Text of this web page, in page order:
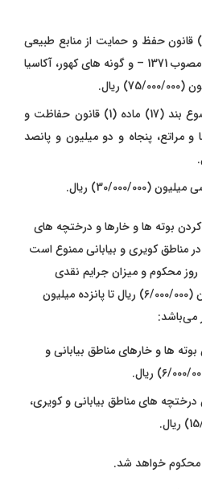
درختان موضوع ماده (1) قانون حفظ و حمایت از منابع طبیعی
و ذخایر جنگلی کشور – مصوب 1371 – و گونه های کهور، آکاسیا
ریال.
درختان دسته دوم موضوع بند (17) ماده (1) قانون حفاظت و
و مراتع، پنجاه و دو میلیون و پانصد
000/000) ریال.
بوته‌ ها و خارها و درختچه‌ های
مناطق کویری و بیابانی ممنوع است
محکوم و میزان جرایم نقدی
موضوع این ماده، شش میلیون (6/000/000) ریال تا پانزده میلیون
ها و خارهای مناطق بیابانی و
های مناطق بیابانی و کویری،
محکوم خواهد شد.